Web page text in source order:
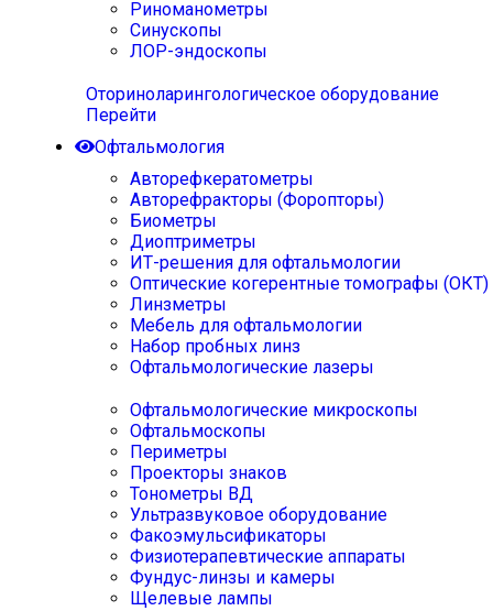
Риноманометры
Синускопы
ЛОР-эндоскопы
Оториноларингологическое оборудование
Перейти
Офтальмология
Авторефкератометры
Авторефракторы (Форопторы)
Биометры
Диоптриметры
ИТ-решения для офтальмологии
Оптические когерентные томографы (ОКТ)
Линзметры
Мебель для офтальмологии
Набор пробных линз
Офтальмологические лазеры
Офтальмологические микроскопы
Офтальмоскопы
Периметры
Проекторы знаков
Тонометры ВД
Ультразвуковое оборудование
Факоэмульсификаторы
Физиотерапевтические аппараты
Фундус-линзы и камеры
Щелевые лампы